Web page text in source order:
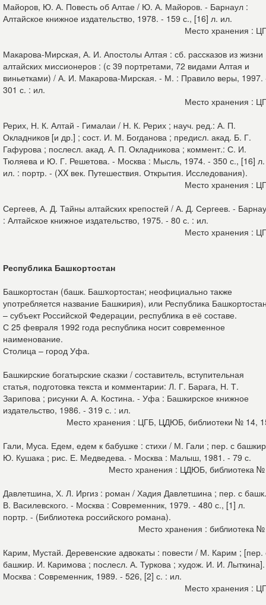
Майоров, Ю. А. Повесть об Алтае / Ю. А. Майоров. - Барнаул :
Алтайское книжное издательство, 1978. - 159 с., [16] л. ил.
Место хранения :
Макарова-Мирская, А. И. Апостолы Алтая : сб. рассказов из жизни
алтайских миссионеров : (с 39 портретами, 72 видами Алтая и
виньетками) / А. И. Макарова-Мирская. - М. : Правило веры, 1997.
301 с. : ил.
Место хранения :
Рерих, Н. К. Алтай - Гималаи / Н. К. Рерих ; науч. ред.: А. П.
Окладников [и др.] ; сост. И. М. Богданова ; предисл. акад. Б. Г.
Гафурова ; послесл. акад. А. П. Окладникова ; коммент.: С. И.
Тюляева и Ю. Г. Решетова. - Москва : Мысль, 1974. - 350 с., [16] л.
ил. : портр. - (XX век. Путешествия. Открытия. Исследования).
Место хранения :
Сергеев, А. Д. Тайны алтайских крепостей / А. Д. Сергеев. -
: Алтайское книжное издательство, 1975. - 80 с. : ил.
Место хранения :
Республика Башкортостан
Башкортостан (башк. Башҡортостан; неофициально также
употребляется название Башкирия), или Республика
– субъект Российской Федерации, республика в её составе.
С 25 февраля 1992 года республика носит современное
наименование.
Столица – город Уфа.
Башкирские богатырские сказки / составитель, вступительная
статья, подготовка текста и комментарии: Л. Г. Барага, Н. Т.
Зарипова ; рисунки А. А. Костина. - Уфа : Башкирское книжное
издательство, 1986. - 319 с. : ил.
Место хранения : ЦГБ, ЦДЮБ, библиотеки № 14,
Гали, Муса. Едем, едем к бабушке : стихи / М. Гали ; пер. с
Ю. Кушака ; рис. Е. Медведева. - Москва : Малыш, 1981. - 79 с.
Место хранения : ЦДЮБ, библиотека
Давлетшина, Х. Л. Иргиз : роман / Хадия Давлетшина ; пер. с башк.
В. Василевского. - Москва : Современник, 1979. - 480 с., [1] л.
портр. - (Библиотека российского романа).
Место хранения : библиотека
Карим, Мустай. Деревенские адвокаты : повести / М. Карим ; [пер.
башкир. И. Каримова ; послесл. А. Туркова ; худож. И. И.
Москва : Современник, 1989. - 526, [2] с. : ил.
Место хранения :